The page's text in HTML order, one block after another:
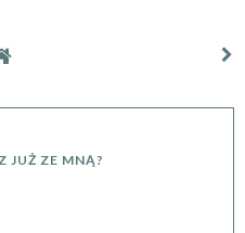
JUŻ ZE MNĄ?